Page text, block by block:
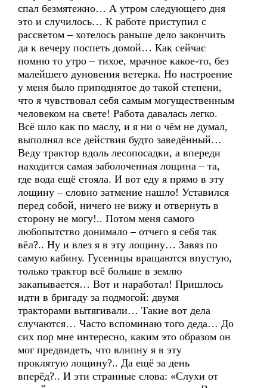
спал безмятежно… А утром следующего дня
это и случилось… К работе приступил с
рассветом – хотелось раньше дело закончить
да к вечеру поспеть домой… Как сейчас
помню то утро – тихое, мрачное какое-то, без
малейшего дуновения ветерка. Но настроение
у меня было приподнятое до такой степени,
что я чувствовал себя самым могущественным
человеком на свете! Работа давалась легко.
Всё шло как по маслу, и я ни о чём не думал,
выполнял все действия будто заведённый…
Веду трактор вдоль лесопосадки, а впереди
находится самая заболоченная лощина – та,
где вода ещё стояла. И вот еду я прямо в эту
лощину – словно затмение нашло! Уставился
перед собой, ничего не вижу и отвернуть в
сторону не могу!.. Потом меня самого
любопытство донимало – отчего я себя так
вёл?.. Ну и влез я в эту лощину… Завяз по
самую кабину. Гусеницы вращаются впустую,
только трактор всё больше в землю
закапывается… Вот и наработал! Пришлось
идти в бригаду за подмогой: двумя
тракторами вытягивали… Такие вот дела
случаются… Часто вспоминаю того деда… До
сих пор мне интересно, каким это образом он
мог предвидеть, что влипну я в эту
проклятую лощину?.. Да ещё за день
вперёд?.. И эти странные слова: «Слухи от